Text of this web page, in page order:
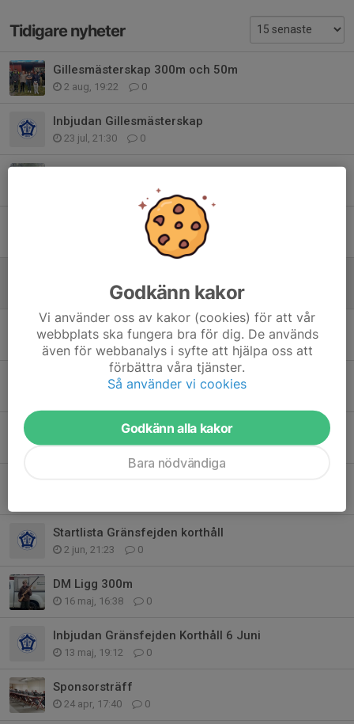
Tidigare nyheter
Gillesmästerskap 300m och 50m
2 aug, 19:22 0
Inbjudan Gillesmästerskap
23 jul, 21:30 0
Resultat Gränsfejden 300m 2026
7 jul, 20:14 0
Inbjudan Gränsfejden 300m 2026
23 jun, 18:37 0
Midsommar
Gränsfejden 50m
6 jun, 18:22 0
Startlista Gränsfejden korthåll
2 jun, 21:23 0
DM Ligg 300m
16 maj, 16:38 0
Inbjudan Gränsfejden Korthåll 6 Juni
13 maj, 19:12 0
Sponsorsträff
24 apr, 17:40 0
Godkänn kakor
Vi använder oss av kakor (cookies) för att vår
webbplats ska fungera bra för dig. De används
även för webbanalys i syfte att hjälpa oss att
förbättra våra tjänster.
Så använder vi cookies
Godkänn alla kakor
Bara nödvändiga